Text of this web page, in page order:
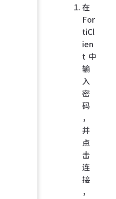
在
For
tiCl
ien
t 中
输
入
密
码
，
并
点
击
连
接
，